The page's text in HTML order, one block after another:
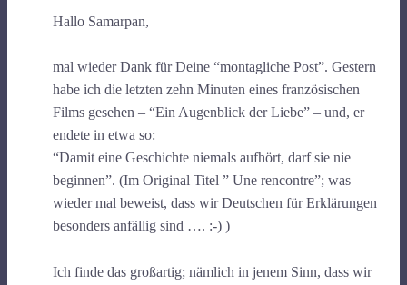
Hallo Samarpan,
mal wieder Dank für Deine “montagliche Post”. Gestern
habe ich die letzten zehn Minuten eines französischen
Films gesehen – “Ein Augenblick der Liebe” – und, er
endete in etwa so:
“Damit eine Geschichte niemals aufhört, darf sie nie
beginnen”. (Im Original Titel ” Une rencontre”; was
wieder mal beweist, dass wir Deutschen für Erklärungen
besonders anfällig sind …. :-) )
Ich finde das großartig; nämlich in jenem Sinn, dass wir